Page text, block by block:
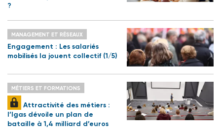
?
MANAGEMENT ET RÉSEAUX
Engagement : Les salariés
mobilisés la jouent collectif (1/5)
MÉTIERS ET FORMATIONS
Attractivité des métiers :
l’Igas dévoile un plan de
bataille à 1,4 milliard d’euros